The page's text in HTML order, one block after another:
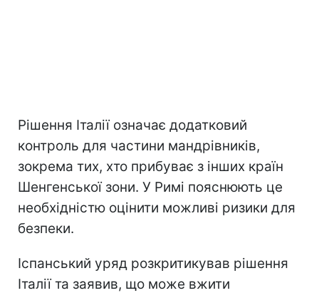
Рішення Італії означає додатковий
контроль для частини мандрівників,
зокрема тих, хто прибуває з інших країн
Шенгенської зони. У Римі пояснюють це
необхідністю оцінити можливі ризики для
безпеки.
Іспанський уряд розкритикував рішення
Італії та заявив, що може вжити